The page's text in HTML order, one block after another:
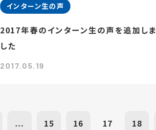
インターン生の声
2017年春のインターン生の声を追加しま
した
2017.05.19
... 15 16 17 18